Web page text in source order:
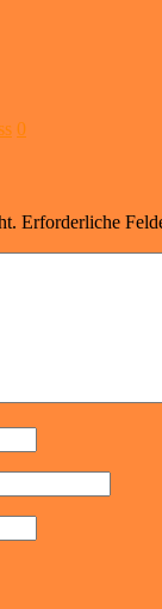
0
Erforderliche